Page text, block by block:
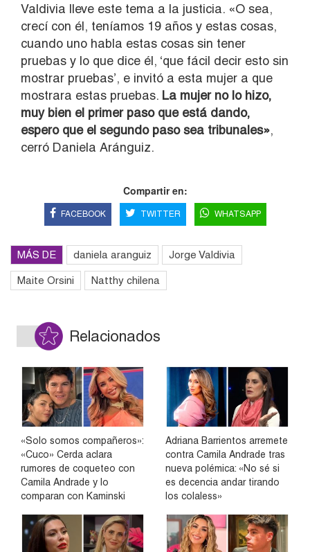
Valdivia lleve este tema a la justicia. «O sea,
crecí con él, teníamos 19 años y estas cosas,
cuando uno habla estas cosas sin tener
pruebas y lo que dice él, ‘que fácil decir esto sin
mostrar pruebas’, e invitó a esta mujer a que
mostrara estas pruebas. La mujer no lo hizo,
muy bien el primer paso que está dando,
espero que el segundo paso sea tribunales»,
cerró Daniela Aránguiz.
Compartir en:
FACEBOOK TWITTER WHATSAPP
MÁS DE daniela aranguiz Jorge Valdivia
Maite Orsini Natthy chilena
Relacionados
«Solo somos compañeros»:
«Cuco» Cerda aclara
rumores de coqueteo con
Camila Andrade y lo
comparan con Kaminski
Adriana Barrientos arremete
contra Camila Andrade tras
nueva polémica: «No sé si
es decencia andar tirando
los colaless»